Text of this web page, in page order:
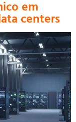
em
centers